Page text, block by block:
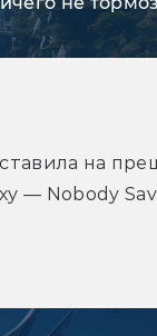
на
— Nobody